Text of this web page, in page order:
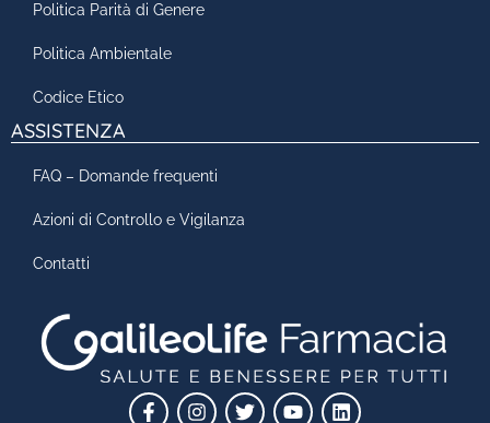
Politica Parità di Genere
Politica Ambientale
Codice Etico
ASSISTENZA
FAQ – Domande frequenti
Azioni di Controllo e Vigilanza
Contatti